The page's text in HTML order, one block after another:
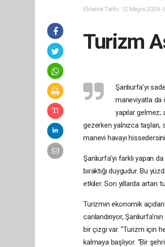
Ekleme Tarihi: 12 Mayıs 2026 -
Turizm
Şanlıurfa’yı
maneviyatla da
yapılar gelmez;
gezerken yalnızca taşları,
manevi havayı
Şanlıurfa’yı farklı yapan
bıraktığı duygudur. Bu
etkiler. Son yıllarda artan
Turizmin ekonomik
canlandırıyor,
bir çizgi var. “Turizm için
kalmaya başlıyor. “Bir